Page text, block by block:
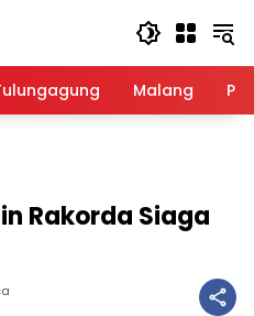
Malang
Rakorda Siaga